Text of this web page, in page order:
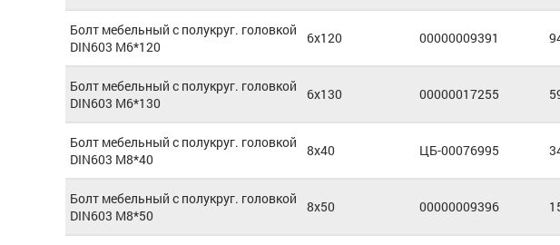
Болт мебельный с полукруг. головкой
DIN603 М6*120
6x120 00000009391
Болт мебельный с полукруг. головкой
DIN603 М6*130
6x130 00000017255
Болт мебельный с полукруг. головкой
DIN603 М8*40
8х40 ЦБ-00076995
Болт мебельный с полукруг. головкой
DIN603 М8*50
8x50 00000009396